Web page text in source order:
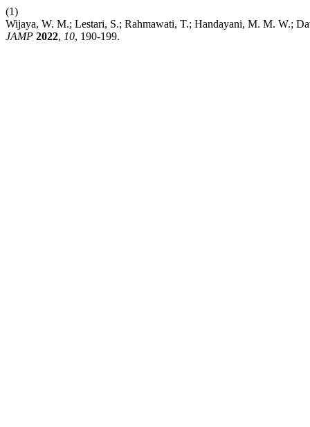
(1)
Wijaya, W. M.; Lestari, S.; Rahmawati, T.; Handayani, M. M. W.;
JAMP 2022, 10, 190-199.